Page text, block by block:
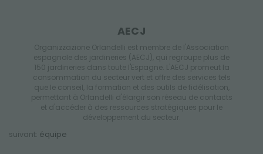
AECJ
Organizzazione Orlandelli est membre de l'Association
espagnole des jardineries (AECJ), qui regroupe plus de
150 jardineries dans toute l'Espagne. L'AECJ promeut la
consommation du secteur vert et offre des services tels
que le conseil, la formation et des outils de fidélisation,
permettant à Orlandelli d'élargir son réseau de contacts
et d'accéder à des ressources stratégiques pour le
développement du secteur.
suivant: équipe